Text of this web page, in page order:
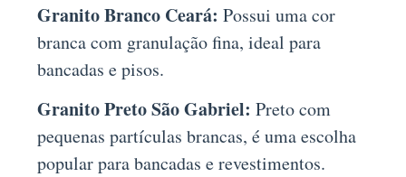
Granito Branco Ceará: Possui uma cor
branca com granulação fina, ideal para
bancadas e pisos.
Granito Preto São Gabriel: Preto com
pequenas partículas brancas, é uma escolha
popular para bancadas e revestimentos.